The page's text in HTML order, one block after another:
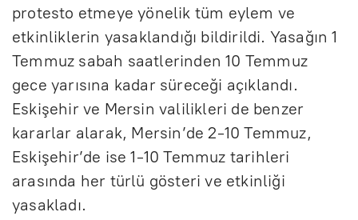
protesto etmeye yönelik tüm eylem ve
etkinliklerin yasaklandığı bildirildi. Yasağın 1
Temmuz sabah saatlerinden 10 Temmuz
gece yarısına kadar süreceği açıklandı.
Eskişehir ve Mersin valilikleri de benzer
kararlar alarak, Mersin’de 2-10 Temmuz,
Eskişehir’de ise 1-10 Temmuz tarihleri
arasında her türlü gösteri ve etkinliği
yasakladı.